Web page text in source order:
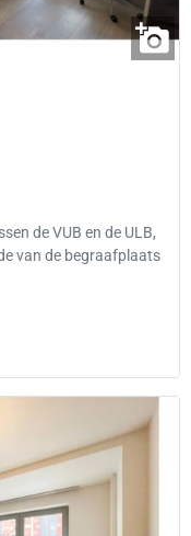
de VUB en de ULB,
van de begraafplaats